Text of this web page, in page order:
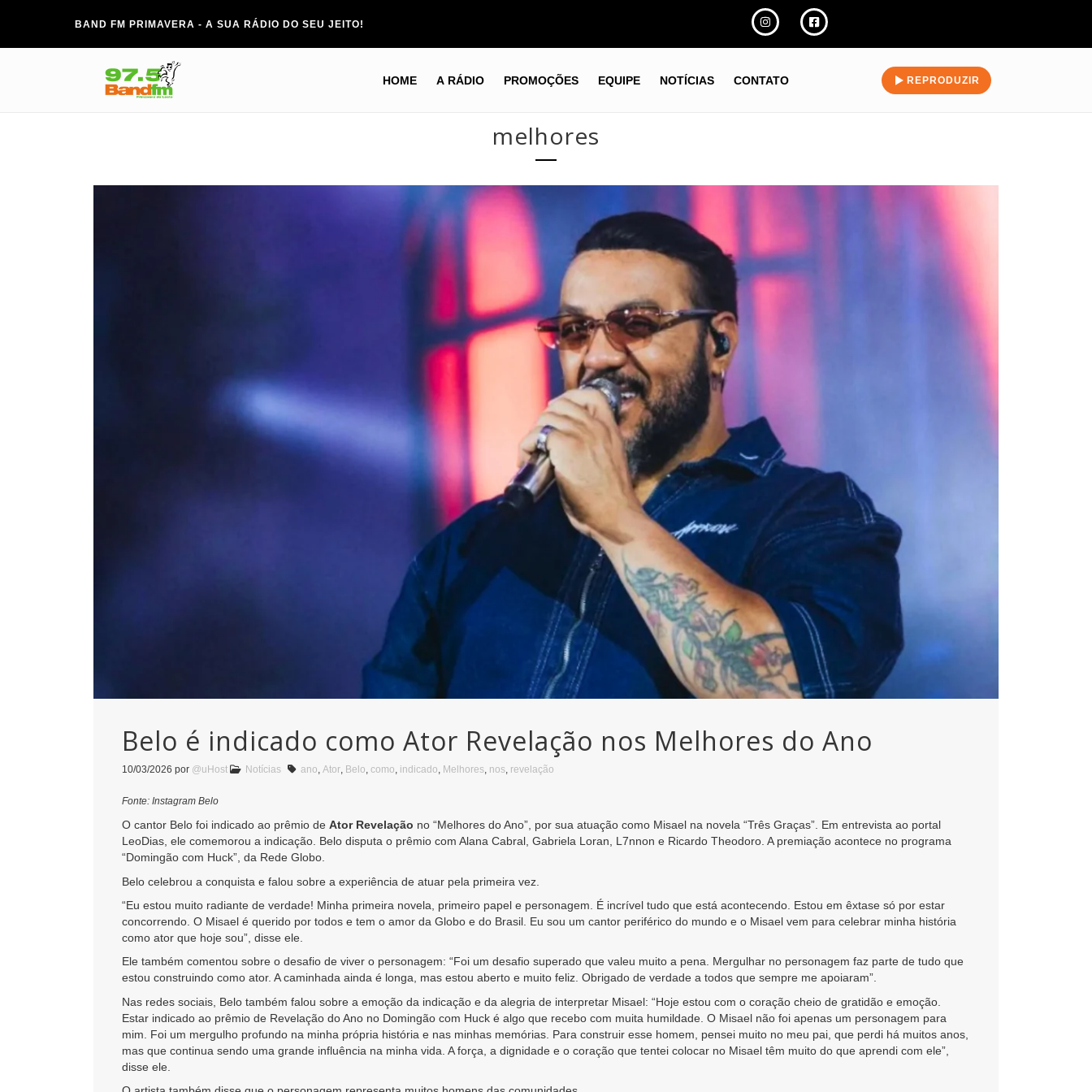
BAND FM PRIMAVERA - A SUA RÁDIO DO SEU JEITO!
HOME A RÁDIO PROMOÇÕES EQUIPE NOTÍCIAS CONTATO REPRODUZIR
melhores
Belo é indicado como Ator Revelação nos Melhores do Ano
10/03/2026 por @uHost Notícias ano Ator Belo como indicado Melhores nos revelação
Fonte: Instagram Belo
O cantor Belo foi indicado ao prêmio de Ator Revelação no “Melhores do Ano”, por sua atuação como Misael na novela “Três Graças”. Em entrevista ao portal
LeoDias, ele comemorou a indicação. Belo disputa o prêmio com Alana Cabral, Gabriela Loran, L7nnon e Ricardo Theodoro. A premiação acontece no programa
“Domingão com Huck”, da Rede Globo.
Belo celebrou a conquista e falou sobre a experiência de atuar pela primeira vez.
“Eu estou muito radiante de verdade! Minha primeira novela, primeiro papel e personagem. É incrível tudo que está acontecendo. Estou em êxtase só por estar
concorrendo. O Misael é querido por todos e tem o amor da Globo e do Brasil. Eu sou um cantor periférico do mundo e o Misael vem para celebrar minha história
como ator que hoje sou”, disse ele.
Ele também comentou sobre o desafio de viver o personagem: “Foi um desafio superado que valeu muito a pena. Mergulhar no personagem faz parte de tudo que
estou construindo como ator. A caminhada ainda é longa, mas estou aberto e muito feliz. Obrigado de verdade a todos que sempre me apoiaram”.
Nas redes sociais, Belo também falou sobre a emoção da indicação e da alegria de interpretar Misael: “Hoje estou com o coração cheio de gratidão e emoção.
Estar indicado ao prêmio de Revelação do Ano no Domingão com Huck é algo que recebo com muita humildade. O Misael não foi apenas um personagem para
mim. Foi um mergulho profundo na minha própria história e nas minhas memórias. Para construir esse homem, pensei muito no meu pai, que perdi há muitos anos,
mas que continua sendo uma grande influência na minha vida. A força, a dignidade e o coração que tentei colocar no Misael têm muito do que aprendi com ele”,
disse ele.